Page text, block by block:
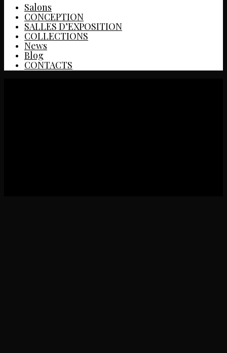
Salons
CONCEPTION
SALLES D’EXPOSITION
COLLECTIONS
News
Blog
CONTACTS